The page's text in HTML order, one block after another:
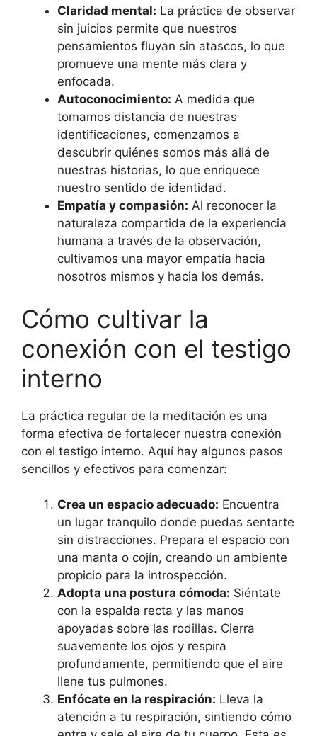
Claridad mental: La práctica de observar
sin juicios permite que nuestros
pensamientos fluyan sin atascos, lo que
promueve una mente más clara y
enfocada.
Autoconocimiento: A medida que
tomamos distancia de nuestras
identificaciones, comenzamos a
descubrir quiénes somos más allá de
nuestras historias, lo que enriquece
nuestro sentido de identidad.
Empatía y compasión: Al reconocer la
naturaleza compartida de la experiencia
humana a través de la observación,
cultivamos una mayor empatía hacia
nosotros mismos y hacia los demás.
Cómo cultivar la
conexión con el testigo
interno
La práctica regular de la meditación es una
forma efectiva de fortalecer nuestra conexión
con el testigo interno. Aquí hay algunos pasos
sencillos y efectivos para comenzar:
Crea un espacio adecuado: Encuentra
un lugar tranquilo donde puedas sentarte
sin distracciones. Prepara el espacio con
una manta o cojín, creando un ambiente
propicio para la introspección.
Adopta una postura cómoda: Siéntate
con la espalda recta y las manos
apoyadas sobre las rodillas. Cierra
suavemente los ojos y respira
profundamente, permitiendo que el aire
llene tus pulmones.
Enfócate en la respiración: Lleva la
atención a tu respiración, sintiendo cómo